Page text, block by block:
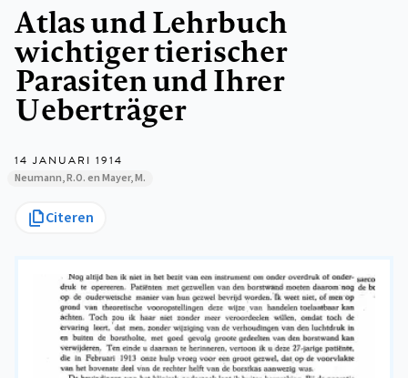
Atlas und Lehrbuch
wichtiger tierischer
Parasiten und Ihrer
Ueberträger
14 JANUARI 1914
Neumann, R.O. en Mayer, M.
Citeren